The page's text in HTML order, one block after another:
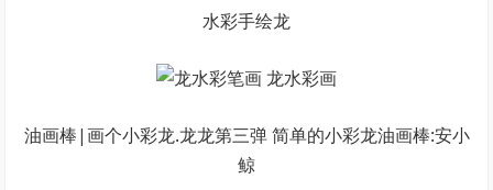
水彩手绘龙
油画棒|画个小彩龙.龙龙第三弹 简单的小彩龙油画棒:安小
鲸